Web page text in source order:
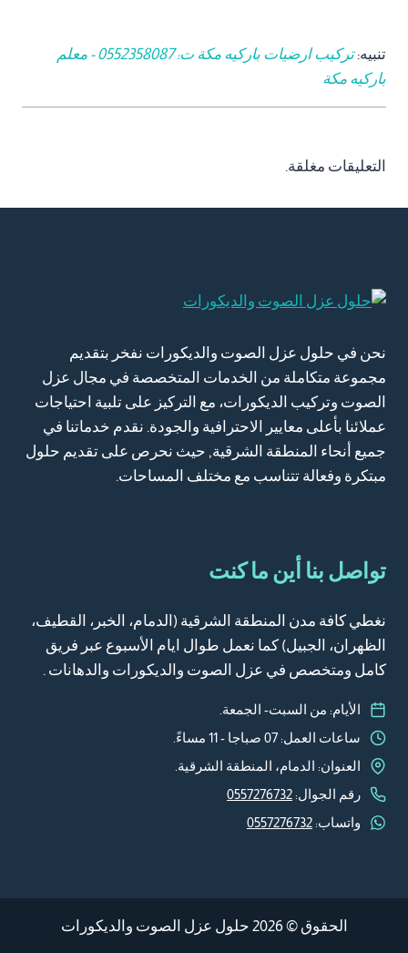
تنبيه:
تركيب ارضيات باركيه مكة ت: 0552358087 - معلم
باركيه مكة
التعليقات مغلقة.
نحن في حلول عزل الصوت والديكورات نفخر بتقديم
مجموعة متكاملة من الخدمات المتخصصة في مجال عزل
الصوت وتركيب الديكورات، مع التركيز على تلبية احتياجات
عملائنا بأعلى معايير الاحترافية والجودة. نقدم خدماتنا في
جميع أنحاء المنطقة الشرقية, حيث نحرص على تقديم حلول
مبتكرة وفعالة تتناسب مع مختلف المساحات.
تواصل بنا أين ما كنت
نغطي كافة مدن المنطقة الشرقية (الدمام، الخبر، القطيف،
الظهران، الجبيل) كما نعمل طوال ايام الأسبوع عبر فريق
كامل ومتخصص في عزل الصوت والديكورات والدهانات .
الأيام: من السبت- الجمعة.
ساعات العمل: 07 صباجا - 11 مساءً.
العنوان: الدمام، المنطقة الشرقية.
رقم الجوال: 0557276732
واتساب: 0557276732
الحقوق © 2026 حلول عزل الصوت والديكورات